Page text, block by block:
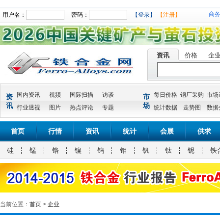
用户名： 密码： 【登录】 【注册】 商
资讯 价格 企
资
讯
国内资讯 视频 国际扫描
访谈
行业透视
图片 热点评论 专题
市
场
每日价格 钢厂采购 市场
统计数据
走势图 数据
首页 行情 资讯 统计 会展 供求
硅 锰 铬 镍 钨 钼 钒 钛 铌 铁
当前位置： 首页 > 企业